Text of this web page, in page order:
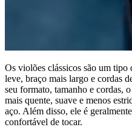
Os violões clássicos são um
leve, braço mais largo e cordas
seu formato, tamanho e cordas,
mais quente, suave e menos
aço. Além disso, ele é
confortável de tocar.